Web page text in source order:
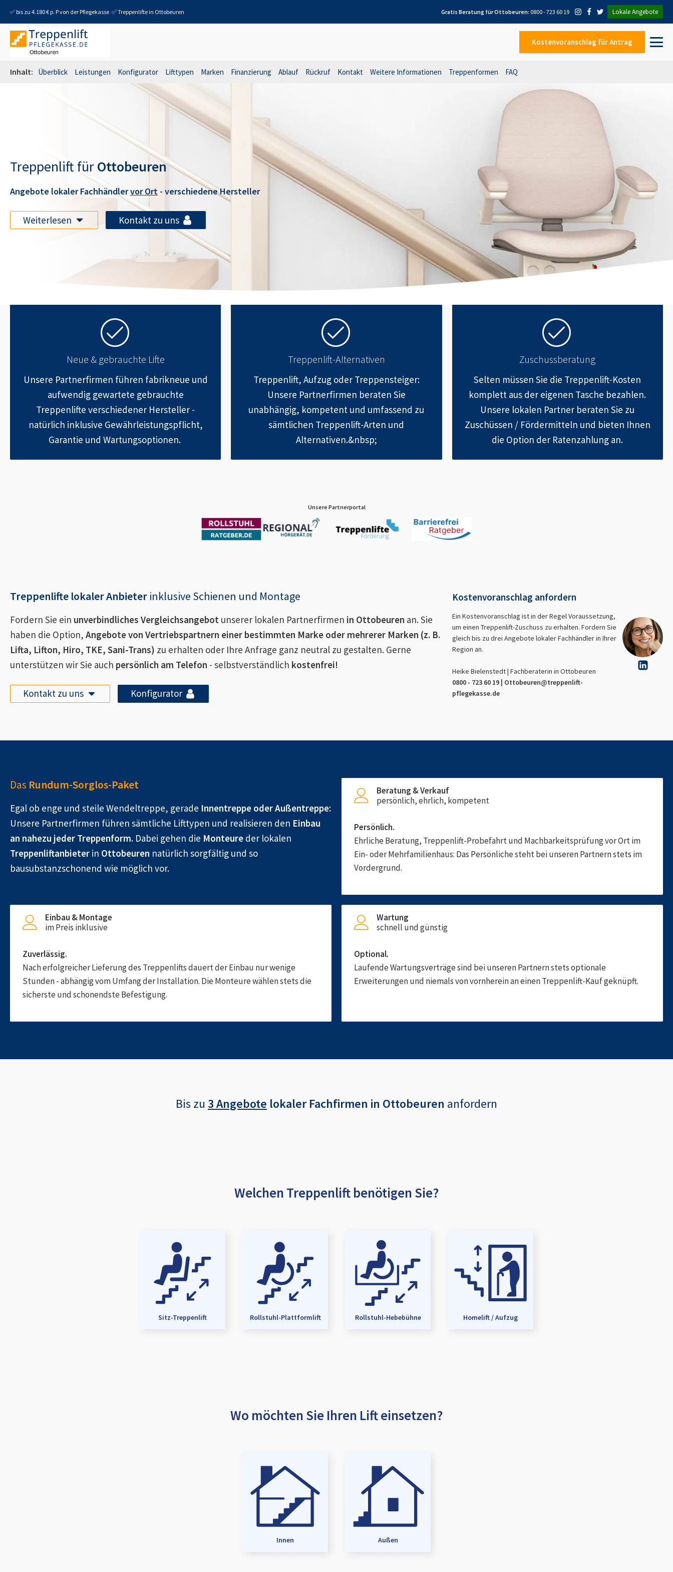
✅ bis zu 4.180 € p. P von der Pflegekasse ✅ Treppenlifte in Ottobeuren Gratis Beratung fürOttobeuren: 0800 - 723 60 19 Lokale Angebote
Kostenvoranschlag für Antrag
Inhalt: Überblick Leistungen Konfigurator Lifttypen Marken Finanzierung Ablauf Rückruf Kontakt Weitere Informationen Treppenformen FAQ
Treppenlift fürOttobeuren
Angebote lokaler Fachhändlervor Ort - verschiedene Hersteller
Weiterlesen Kontakt zu uns
Neue & gebrauchte Lifte
Unsere Partnerfirmen führen fabrikneue und
aufwendig gewartete gebrauchte
Treppenlifte verschiedener Hersteller -
natürlich inklusive Gewährleistungspflicht,
Garantie und Wartungsoptionen.
Treppenlift-Alternativen
Treppenlift, Aufzug oder Treppensteiger:
Unsere Partnerfirmen beraten Sie
unabhängig, kompetent und umfassend zu
sämtlichen Treppenlift-Arten und
Alternativen.&nbsp;
Zuschussberatung
Selten müssen Sie die Treppenlift-Kosten
komplett aus der eigenen Tasche bezahlen.
Unsere lokalen Partner beraten Sie zu
Zuschüssen / Fördermitteln und bieten Ihnen
die Option der Ratenzahlung an.
Unsere Partnerportal
Treppenlifte lokaler Anbieter inklusive Schienen und Montage
Fordern Sie ein unverbindliches Vergleichsangebot unserer lokalen Partnerfirmen in Ottobeuren an. Sie
haben die Option, Angebote von Vertriebspartnern einer bestimmten Marke oder mehrerer Marken (z. B.
Lifta, Lifton, Hiro, TKE, Sani-Trans) zu erhalten oder Ihre Anfrage ganz neutral zu gestalten. Gerne
unterstützen wir Sie auch persönlich am Telefon - selbstverständlich kostenfrei!
Kontakt zu uns Konfigurator
Kostenvoranschlag anfordern
Ein Kostenvoranschlag ist in der Regel Voraussetzung,
um einen Treppenlift-Zuschuss zu erhalten. Fordern Sie
gleich bis zu drei Angebote lokaler Fachhändler in Ihrer
Region an.
Heike Bielenstedt | Fachberaterin in Ottobeuren
0800 - 723 60 19 | Ottobeuren@treppenlift-
pflegekasse.de
Das Rundum-Sorglos-Paket
Egal ob enge und steile Wendeltreppe, gerade Innentreppe oder Außentreppe:
Unsere Partnerfirmen führen sämtliche Lifttypen und realisieren den Einbau
an nahezu jeder Treppenform. Dabei gehen die Monteure der lokalen
Treppenliftanbieter in Ottobeuren natürlich sorgfältig und so
bausubstanzschonend wie möglich vor.
Beratung & Verkauf
persönlich, ehrlich, kompetent
Persönlich.
Ehrliche Beratung, Treppenlift-Probefahrt und Machbarkeitsprüfung vor Ort im
Ein- oder Mehrfamilienhaus: Das Persönliche steht bei unseren Partnern stets im
Vordergrund.
Einbau & Montage
im Preis inklusive
Zuverlässig.
Nach erfolgreicher Lieferung des Treppenlifts dauert der Einbau nur wenige
Stunden - abhängig vom Umfang der Installation. Die Monteure wählen stets die
sicherste und schonendste Befestigung.
Wartung
schnell und günstig
Optional.
Laufende Wartungsverträge sind bei unseren Partnern stets optionale
Erweiterungen und niemals von vornherein an einen Treppenlift-Kauf geknüpft.
Bis zu 3 Angebote lokaler Fachfirmen in Ottobeuren anfordern
Welchen Treppenlift benötigen Sie?
Sitz-Treppenlift Rollstuhl-Plattformlift Rollstuhl-Hebebühne Homelift / Aufzug
Wo möchten Sie Ihren Lift einsetzen?
Innen Außen